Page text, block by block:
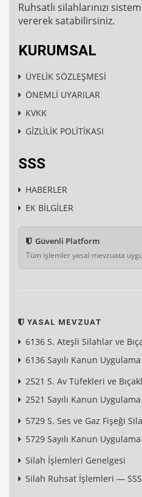
Ruhsatlı silahlarınızı
vererek satabilirsiniz.
KURUMSAL
ÜYELİK SÖZLEŞMESİ
ÖNEMLİ UYARILAR
KVKK
GİZLİLİK POLİTİKASI
SSS
HABERLER
EK BİLGİLER
Güvenli Platform
Tüm işlemler yasal mevzuata
YASAL MEVZUAT
6136 S. Ateşli Silahlar ve
6136 Sayılı Kanun
2521 S. Av Tüfekleri ve
2521 Sayılı Kanun
5729 S. Ses ve Gaz Fişeği
5729 Sayılı Kanun
Silah İşlemleri Genelgesi
Silah Ruhsat İşlemleri — SSS